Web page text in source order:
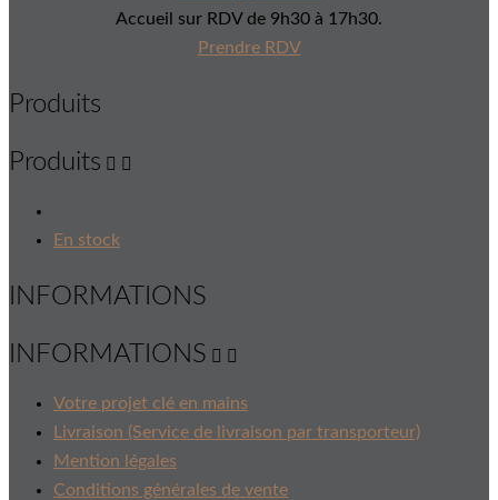
Accueil sur RDV de 9h30 à 17h30.
Prendre RDV
Produits
Produits  
En stock
INFORMATIONS
INFORMATIONS  
Votre projet clé en mains
Livraison (Service de livraison par transporteur)
Mention légales
Conditions générales de vente